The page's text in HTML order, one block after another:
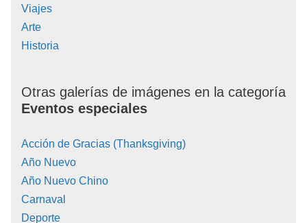
Viajes
Arte
Historia
Otras galerías de imágenes en la categoría
Eventos especiales
Acción de Gracias (Thanksgiving)
Año Nuevo
Año Nuevo Chino
Carnaval
Deporte